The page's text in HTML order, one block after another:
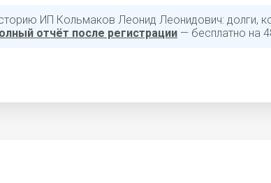
ИП Кольмаков Леонид Леонидович: долги,
отчёт после регистрации — бесплатно на